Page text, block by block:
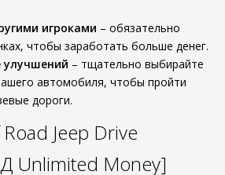
игроками – обязательно
чтобы заработать больше денег.
улучшений – тщательно выбирайте
автомобиля, чтобы пройти
дороги.
Jeep Drive
Unlimited Money]